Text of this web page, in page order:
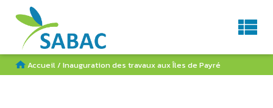
Service d'Aménagement du BAssin de la Charente
RECHERCHE
Accueil/ Inauguration des travaux aux Îles de Payré